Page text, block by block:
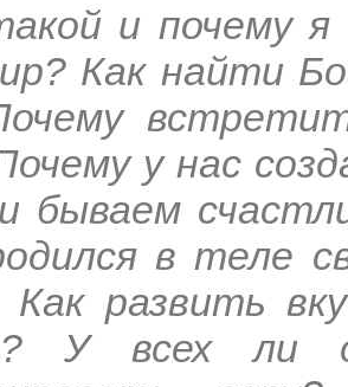
и почему
Как найти
у нас
бываем
в теле
Как развить
У всех ли